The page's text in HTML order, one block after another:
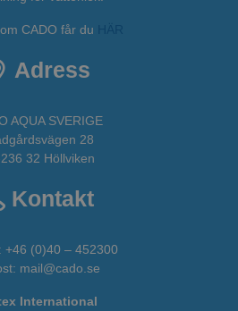
CADO får du
Adress
AQUA SVERIGE
28
32 Höllviken
Kontakt
+46 (0)40 – 452300
mail@cado.se
International